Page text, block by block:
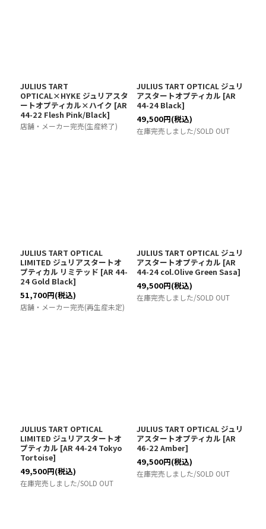
JULIUS TART
OPTICAL×HYKE ジュリアスタ
ートオプティカル×ハイク [AR
44-22 Flesh Pink/Black]
店舗・メーカー完売(生産終了)
JULIUS TART OPTICAL ジュリ
アスタートオプティカル [AR
44-24 Black]
49,500円(税込)
在庫完売しました/SOLD OUT
JULIUS TART OPTICAL
LIMITED ジュリアスタートオ
プティカル リミテッド [AR 44-
24 Gold Black]
51,700円(税込)
店舗・メーカー完売(再生産未定)
JULIUS TART OPTICAL ジュリ
アスタートオプティカル [AR
44-24 col.Olive Green Sasa]
49,500円(税込)
在庫完売しました/SOLD OUT
JULIUS TART OPTICAL
LIMITED ジュリアスタートオ
プティカル [AR 44-24 Tokyo
Tortoise]
49,500円(税込)
在庫完売しました/SOLD OUT
JULIUS TART OPTICAL ジュリ
アスタートオプティカル [AR
46-22 Amber]
49,500円(税込)
在庫完売しました/SOLD OUT